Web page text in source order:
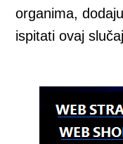
organima,
ispitati ovaj